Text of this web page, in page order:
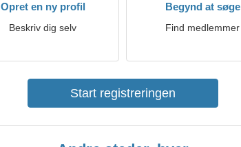
Opret en ny profil
Beskriv dig selv
Begynd at søge
Find medlemmer
Start registreringen